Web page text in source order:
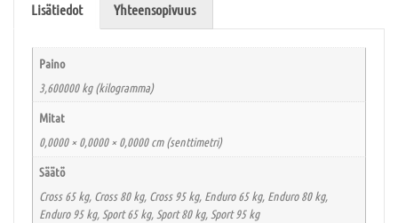
Lisätiedot Yhteensopivuus
Paino
3,600000 kg (kilogramma)
Mitat
0,0000 × 0,0000 × 0,0000 cm (senttimetri)
Säätö
Cross 65 kg, Cross 80 kg, Cross 95 kg, Enduro 65 kg, Enduro 80 kg,
Enduro 95 kg, Sport 65 kg, Sport 80 kg, Sport 95 kg